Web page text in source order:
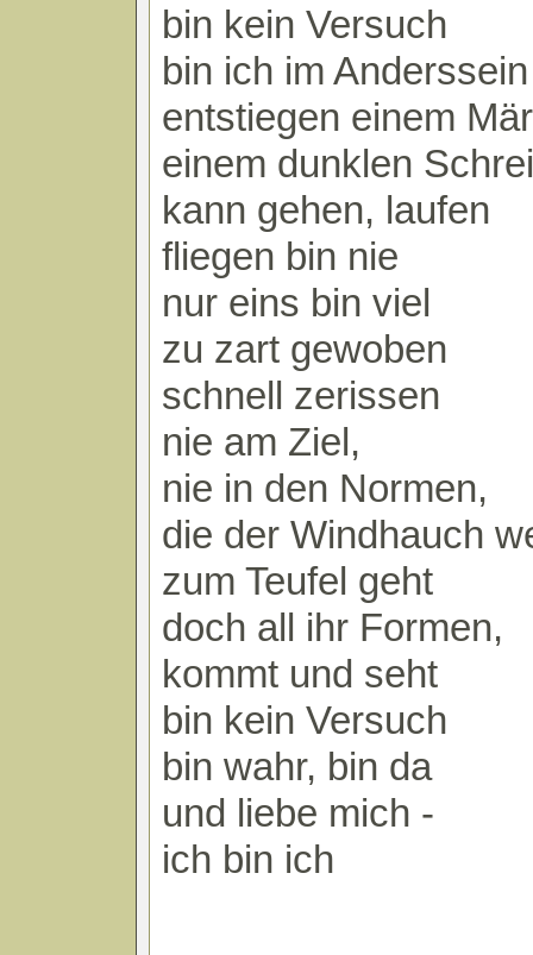
bin kein Versuch
bin ich im Anderssein
entstiegen einem
einem dunklen
kann gehen, laufen
fliegen bin nie
nur eins bin viel
zu zart gewoben
schnell zerissen
nie am Ziel,
nie in den Normen,
die der Windhauch
zum Teufel geht
doch all ihr Formen,
kommt und seht
bin kein Versuch
bin wahr, bin da
und liebe mich -
ich bin ich